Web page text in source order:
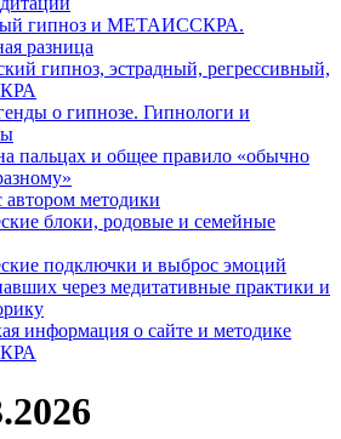
гипноз и МЕТАИССКРА.
разница
гипноз, эстрадный, регрессивный,
о гипнозе. Гипнологи и
пальцах и общее правило «обычно
методики
блоки, родовые и семейные
подключки и выброс эмоций
через медитативные практики и
информация о сайте и методике